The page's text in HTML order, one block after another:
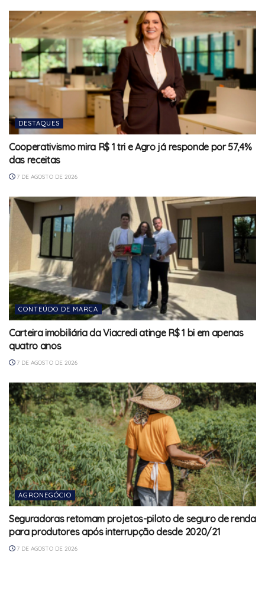
DESTAQUES
Cooperativismo mira R$ 1 tri e Agro já responde por 57,4%
das receitas
7 DE AGOSTO DE 2026
CONTEÚDO DE MARCA
Carteira imobiliária da Viacredi atinge R$ 1 bi em apenas
quatro anos
7 DE AGOSTO DE 2026
AGRONEGÓCIO
Seguradoras retomam projetos-piloto de seguro de renda
para produtores após interrupção desde 2020/21
7 DE AGOSTO DE 2026